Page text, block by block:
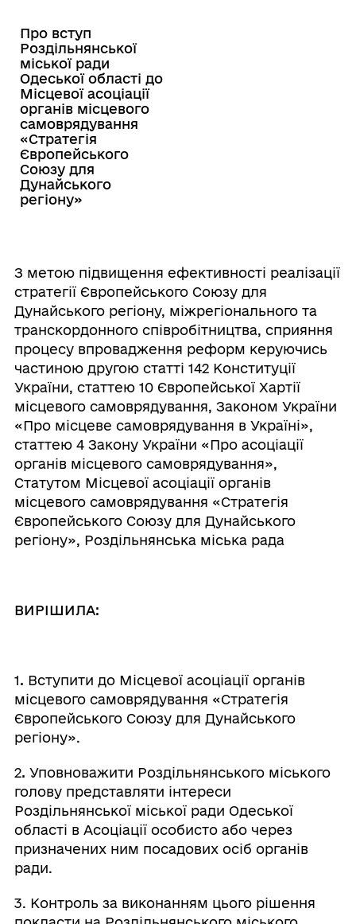
Про вступ
Роздільнянської
міської ради
Одеської області до
Місцевої асоціації
органів місцевого
самоврядування
«Стратегія
Європейського
Союзу для
Дунайського
регіону»
З метою підвищення ефективності реалізації
стратегії Європейського Союзу для
Дунайського регіону, міжрегіонального та
транскордонного співробітництва, сприяння
процесу впровадження реформ керуючись
частиною другою статті 142 Конституції
України, статтею 10 Європейської Хартії
місцевого самоврядування, Законом України
«Про місцеве самоврядування в Україні»,
статтею 4 Закону України «Про асоціації
органів місцевого самоврядування»,
Статутом Місцевої асоціації органів
місцевого самоврядування «Стратегія
Європейського Союзу для Дунайського
регіону», Роздільнянська міська рада
ВИРІШИЛА:
1. Вступити до Місцевої асоціації органів
місцевого самоврядування «Стратегія
Європейського Союзу для Дунайського
регіону».
2. Уповноважити Роздільнянського міського
голову представляти інтереси
Роздільнянської міської ради Одеської
області в Асоціації особисто або через
призначених ним посадових осіб органів
ради.
3. Контроль за виконанням цього рішення